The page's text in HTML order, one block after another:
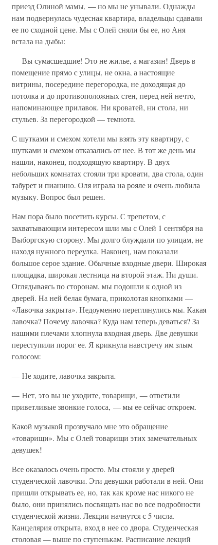
приезд Олиной мамы, — но мы не унывали. Однажды
нам подвернулась чудесная квартира, владельцы сдавали
ее по сходной цене. Мы с Олей сняли бы ее, но Аня
встала на дыбы:
— Вы сумасшедшие! Это не жилье, а магазин! Дверь в
помещение прямо с улицы, не окна, а настоящие
витрины, посередине перегородка, не доходящая до
потолка и до противоположных стен, перед ней нечто,
напоминающее прилавок. Ни кроватей, ни стола, ни
стульев. За перегородкой — темнота.
С шутками и смехом хотели мы взять эту квартиру, с
шутками и смехом отказались от нее. В тот же день мы
нашли, наконец, подходящую квартиру. В двух
небольших комнатах стояли три кровати, два стола, один
табурет и пианино. Оля играла на рояле и очень любила
музыку. Вопрос был решен.
Нам пора было посетить курсы. С трепетом, с
захватывающим интересом шли мы с Олей 1 сентября на
Выборгскую сторону. Мы долго блуждали по улицам, не
находя нужного переулка. Наконец, нам показали
большое серое здание. Обычные входные двери. Широкая
площадка, широкая лестница на второй этаж. Ни души.
Оглядываясь по сторонам, мы подошли к одной из
дверей. На ней белая бумага, приколотая кнопками —
«Лавочка закрыта». Недоуменно переглянулись мы. Какая
лавочка? Почему лавочка? Куда нам теперь деваться? За
нашими плечами хлопнула входная дверь. Две девушки
переступили порог ее. Я крикнула навстречу им злым
голосом:
— Не ходите, лавочка закрыта.
— Нет, это вы не уходите, товарищи, — ответили
приветливые звонкие голоса, — мы ее сейчас откроем.
Какой музыкой прозвучало мне это обращение
«товарищи». Мы с Олей товарищи этих замечательных
девушек!
Все оказалось очень просто. Мы стояли у дверей
студенческой лавочки. Эти девушки работали в ней. Они
пришли открывать ее, но, так как кроме нас никого не
было, они принялись посвящать нас во все подробности
студенческой жизни. Лекции начнутся с 5 числа.
Канцелярия открыта, вход в нее со двора. Студенческая
столовая — выше по ступенькам. Расписание лекций